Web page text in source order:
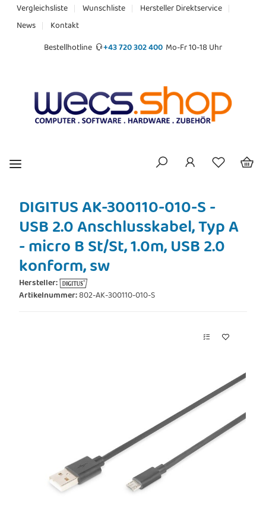
Vergleichsliste Wunschliste
Hersteller Direktservice
News
Kontakt
Bestellhotline
+43 720 302 400 Mo-Fr 10-18 Uhr
DIGITUS AK-300110-010-S -
USB 2.0 Anschlusskabel, Typ A
- micro B St/St, 1.0m, USB 2.0
konform, sw
Hersteller:
Artikelnummer:802-AK-300110-010-S